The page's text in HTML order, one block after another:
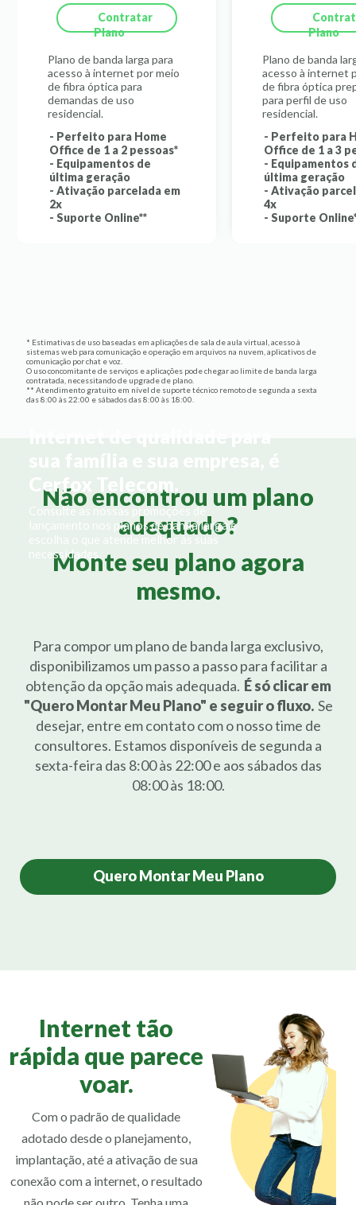
Cerfox Telecom.
Consulte as nossas promoções de
lançamento nos planos de banda larga e
escolha o que atende melhor às suas
necessidades.
Contratar
Plano
Plano de banda larga para
acesso à internet por meio
de fibra óptica para
demandas de uso
residencial.
- Perfeito para Home
Office de 1 a 2 pessoas*
- Equipamentos de
última geração
- Ativação parcelada em
2x
- Suporte Online**
Plano
Plano de banda
acesso à internet
de fibra óptica
para perfil de uso
residencial.
- Perfeito para
Office de 1 a 3
- Equipamentos
última geração
- Ativação
4x
- Suporte
* Estimativas de uso baseadas em aplicações de sala de aula virtual, acesso à
sistemas web para comunicação e operação em arquivos na nuvem, aplicativos de
comunicação por chat e voz.
O uso concomitante de serviços e aplicações pode chegar ao limite de banda larga
contratada, necessitando de upgrade de plano.
** Atendimento gratuito em nível de suporte técnico remoto de segunda a sexta
das 8:00 às 22:00 e sábados das 8:00 às 18:00.
Não encontrou um plano
adequado?
Monte seu plano agora
mesmo.
Para compor um plano de banda larga exclusivo,
disponibilizamos um passo a passo para facilitar a
obtenção da opção mais adequada. É só clicar em
"Quero Montar Meu Plano" e seguir o fluxo. Se
desejar, entre em contato com o nosso time de
consultores. Estamos disponíveis de segunda a
sexta-feira das 8:00 às 22:00 e aos sábados das
08:00 às 18:00.
Quero Montar Meu Plano
Internet tão
rápida que parece
voar.
Com o padrão de qualidade
adotado desde o planejamento,
implantação, até a ativação de sua
conexão com a internet, o resultado